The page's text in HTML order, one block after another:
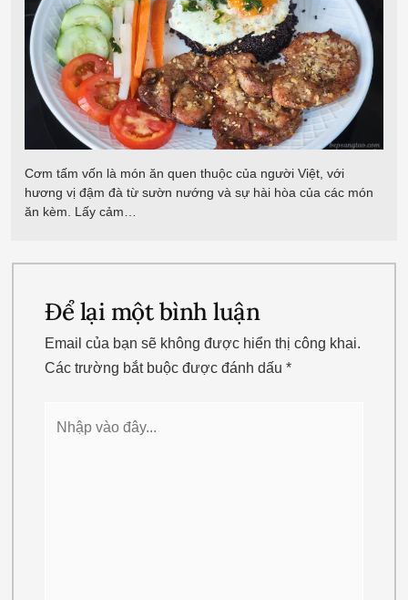
Cơm tấm vốn là món ăn quen thuộc của người Việt, với
hương vị đậm đà từ sườn nướng và sự hài hòa của các món
ăn kèm. Lấy cảm…
Để lại một bình luận
Email của bạn sẽ không được hiển thị công khai.
Các trường bắt buộc được đánh dấu*